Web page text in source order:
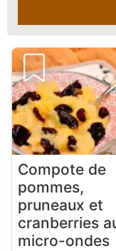
Compote de
pommes,
pruneaux et
cranberries
micro-ondes